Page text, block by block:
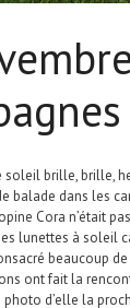
soleil brille, brille,
balade dans les
Cora n’était
lunettes à soleil
beaucoup
ont fait la
d’elle la